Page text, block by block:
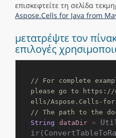
επισκεφτείτε τη σελίδα
Aspose.Cells for Java from
μετατρέψτε τον
επιλογές
// For complete
please go to https://
ells/Aspose.Cells-
// The path to the
String
dataDir =